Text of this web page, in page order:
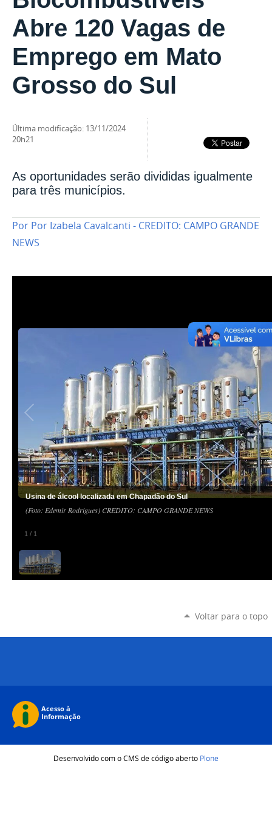
Abre 120 Vagas de
Emprego em Mato
Grosso do Sul
última modificação: 13/11/2024
20h21
As oportunidades serão divididas igualmente
para três municípios.
Por Por Izabela Cavalcanti - CREDITO: CAMPO GRANDE
NEWS
1 / 1
Usina de álcool localizada em Chapadão do Sul
(Foto: Edemir Rodrigues) CREDITO: CAMPO GRANDE NEWS
Voltar para o topo
Desenvolvido com o CMS de código aberto Plone